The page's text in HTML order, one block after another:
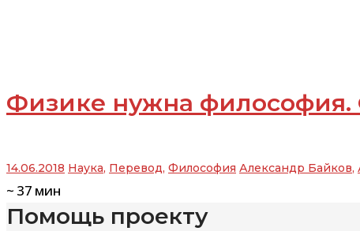
Физике нужна
14.06.2018 Наука, Перевод, Философия Александр Байков,
~ 37 мин
Помощь проекту